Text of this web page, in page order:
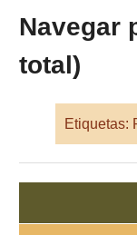
Navegar
total)
Etiquetas: